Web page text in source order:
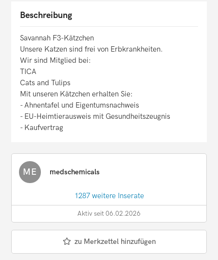
Beschreibung
Savannah F3-Kätzchen
Unsere Katzen sind frei von Erbkrankheiten.
Wir sind Mitglied bei:
TICA
Cats and Tulips
Mit unseren Kätzchen erhalten Sie:
- Ahnentafel und Eigentumsnachweis
- EU-Heimtierausweis mit Gesundheitszeugnis
- Kaufvertrag
ME medschemicals
1287 weitere Inserate
Aktiv seit 06.02.2026
zu Merkzettel hinzufügen